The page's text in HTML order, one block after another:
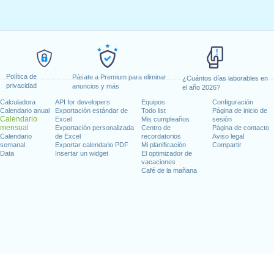
Política de
privacidad
Pásate a Premium para eliminar
anuncios y más
¿Cuántos días laborables en
el año 2026?
Calculadora
Calendario anual
Calendario
mensual
Calendario
semanal
Data
API for developers
Exportación estándar de
Excel
Exportación personalizada
de Excel
Exportar calendario PDF
Insertar un widget
Equipos
Todo list
Mis cumpleaños
Centro de
recordatorios
Mi planificación
El optimizador de
vacaciones
Café de la mañana
Configuración
Página de inicio de
sesión
Página de contacto
Aviso legal
Compartir